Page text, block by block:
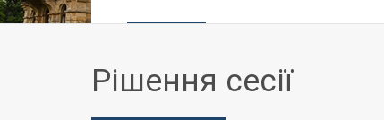
Рішення сесії